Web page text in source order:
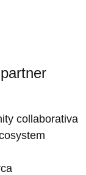
collaborativa